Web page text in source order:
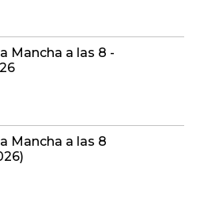
Mancha a las 8 -
Mancha a las 8